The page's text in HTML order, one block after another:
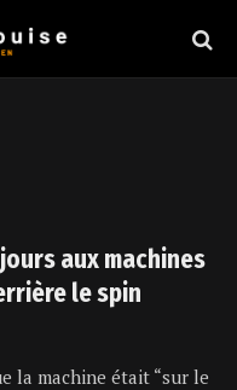
aux machines
le spin
la machine était “sur le